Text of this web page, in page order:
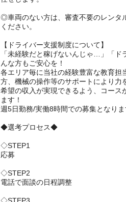
◎車両のない方は、審査不要のレンタ
ください。
【ドライバー支援制度について】
「未経験だと稼げないんじゃ…」「ド
んな方もご安心を！
各エリア毎に当社の経験豊富な教育担
方、機械の操作等のサポートにより力
希望の収入が実現できるよう、コース
ます！
週5日勤務/実働8時間での募集となりま
◆選考プロセス◆
◇STEP1
応募
◇STEP2
電話で面談の日程調整
◇STEP3